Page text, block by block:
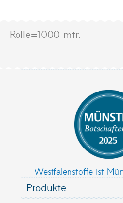
Rolle=1000 mtr.
Westfalenstoffe ist
Produkte